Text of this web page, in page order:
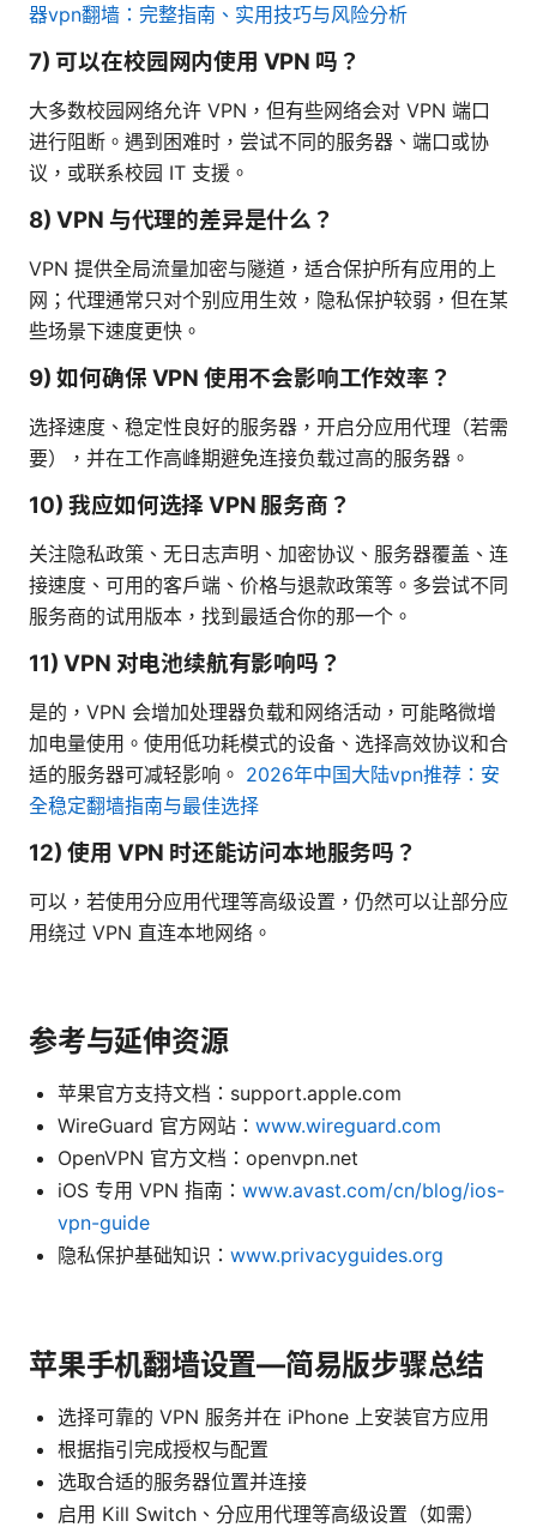
器vpn翻墙：完整指南、实用技巧与风险分析
7) 可以在校园网内使用 VPN 吗？
大多数校园网络允许 VPN，但有些网络会对 VPN 端口
进行阻断。遇到困难时，尝试不同的服务器、端口或协
议，或联系校园 IT 支援。
8) VPN 与代理的差异是什么？
VPN 提供全局流量加密与隧道，适合保护所有应用的上
网；代理通常只对个别应用生效，隐私保护较弱，但在某
些场景下速度更快。
9) 如何确保 VPN 使用不会影响工作效率？
选择速度、稳定性良好的服务器，开启分应用代理（若需
要），并在工作高峰期避免连接负载过高的服务器。
10) 我应如何选择 VPN 服务商？
关注隐私政策、无日志声明、加密协议、服务器覆盖、连
接速度、可用的客户端、价格与退款政策等。多尝试不同
服务商的试用版本，找到最适合你的那一个。
11) VPN 对电池续航有影响吗？
是的，VPN 会增加处理器负载和网络活动，可能略微增
加电量使用。使用低功耗模式的设备、选择高效协议和合
适的服务器可减轻影响。 2026年中国大陆vpn推荐：安
全稳定翻墙指南与最佳选择
12) 使用 VPN 时还能访问本地服务吗？
可以，若使用分应用代理等高级设置，仍然可以让部分应
用绕过 VPN 直连本地网络。
参考与延伸资源
苹果官方支持文档：support.apple.com
WireGuard 官方网站： www.wireguard.com
OpenVPN 官方文档：openvpn.net
iOS 专用 VPN 指南： www.avast.com/cn/blog/ios-
vpn-guide
隐私保护基础知识： www.privacyguides.org
苹果手机翻墙设置—简易版步骤总结
选择可靠的 VPN 服务并在 iPhone 上安装官方应用
根据指引完成授权与配置
选取合适的服务器位置并连接
启用 Kill Switch、分应用代理等高级设置（如需）